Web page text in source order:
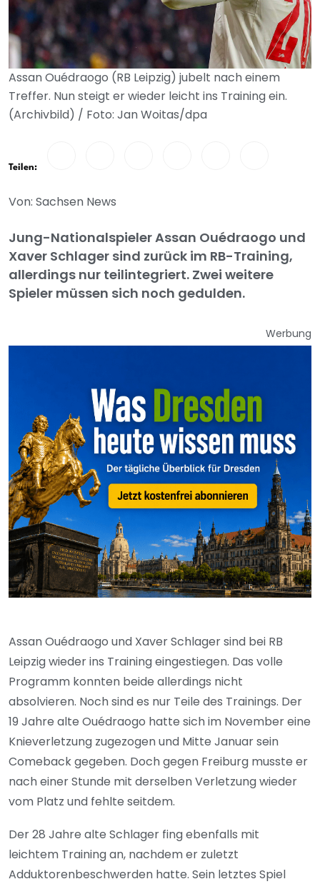
Assan Ouédraogo (RB Leipzig) jubelt nach einem
Treffer. Nun steigt er wieder leicht ins Training ein.
(Archivbild) / Foto: Jan Woitas/dpa
Teilen:
Von: Sachsen News
Jung-Nationalspieler Assan Ouédraogo und
Xaver Schlager sind zurück im RB-Training,
allerdings nur teilintegriert. Zwei weitere
Spieler müssen sich noch gedulden.
Werbung
Assan Ouédraogo und Xaver Schlager sind bei RB
Leipzig wieder ins Training eingestiegen. Das volle
Programm konnten beide allerdings nicht
absolvieren. Noch sind es nur Teile des Trainings. Der
19 Jahre alte Ouédraogo hatte sich im November eine
Knieverletzung zugezogen und Mitte Januar sein
Comeback gegeben. Doch gegen Freiburg musste er
nach einer Stunde mit derselben Verletzung wieder
vom Platz und fehlte seitdem.
Der 28 Jahre alte Schlager fing ebenfalls mit
leichtem Training an, nachdem er zuletzt
Adduktorenbeschwerden hatte. Sein letztes Spiel